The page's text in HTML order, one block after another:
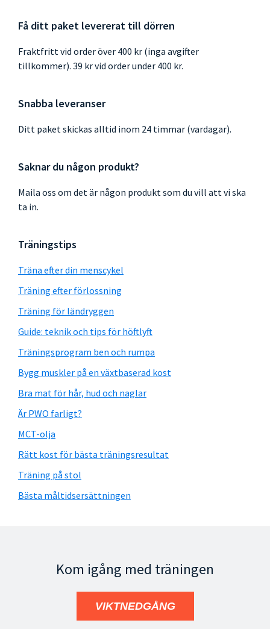
Få ditt paket levererat till dörren
Fraktfritt vid order över 400 kr (inga avgifter
tillkommer). 39 kr vid order under 400 kr.
Snabba leveranser
Ditt paket skickas alltid inom 24 timmar (vardagar).
Saknar du någon produkt?
Maila oss om det är någon produkt som du vill att vi ska
ta in.
Träningstips
Träna efter din menscykel
Träning efter förlossning
Träning för ländryggen
Guide: teknik och tips för höftlyft
Träningsprogram ben och rumpa
Bygg muskler på en växtbaserad kost
Bra mat för hår, hud och naglar
Är PWO farligt?
MCT-olja
Rätt kost för bästa träningsresultat
Träning på stol
Bästa måltidsersättningen
Kom igång med träningen
VIKTNEDGÅNG